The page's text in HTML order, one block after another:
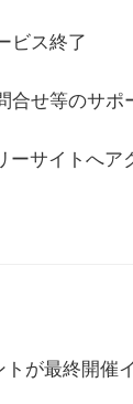
ビス終了
合せ等のサポ
ーサイトへ
が最終開催